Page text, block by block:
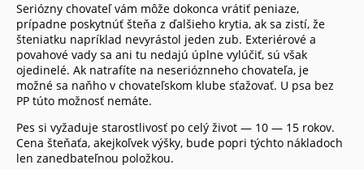
Seriózny chovateľ vám môže dokonca vrátiť peniaze,
prípadne poskytnúť šteňa z ďalšieho krytia, ak sa zistí, že
šteniatku napríklad nevyrástol jeden zub. Exteriérové a
povahové vady sa ani tu nedajú úplne vylúčiť, sú však
ojedinelé. Ak natrafíte na neserióznneho chovateľa, je
možné sa naňho v chovateľskom klube sťažovať. U psa bez
PP túto možnosť nemáte.
Pes si vyžaduje starostlivosť po celý život — 10 — 15 rokov.
Cena šteňaťa, akejkoľvek výšky, bude popri týchto nákladoch
len zanedbateľnou položkou.